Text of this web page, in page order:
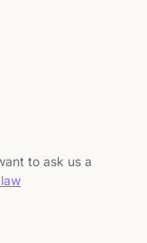
to ask us a